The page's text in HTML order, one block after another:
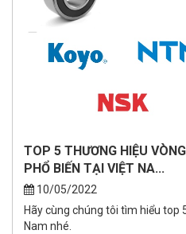
TOP 5 THƯƠNG HIỆU
PHỔ BIẾN TẠI VIỆT NA...
10/05/2022
Hãy cùng chúng tôi tìm hiểu top
Nam nhé.